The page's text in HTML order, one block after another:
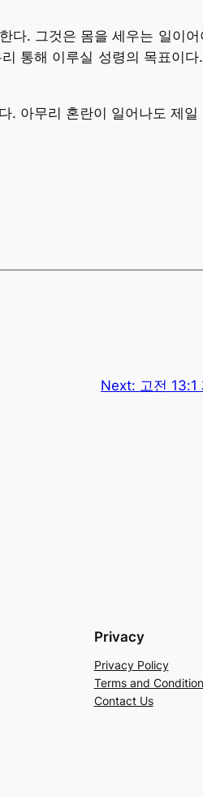
다. 그것은 몸을 세우는 일이
통해 이루실 성령의 목표이
아무리 혼란이 일어나도 제
Next: 고전 13:1
Privacy
Privacy Policy
Terms and
Contact Us